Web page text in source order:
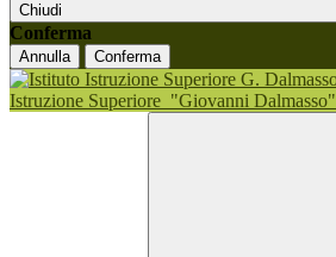
Chiudi
Conferma
Annulla Conferma
Istruzione Superiore "Giovanni Dalmasso"